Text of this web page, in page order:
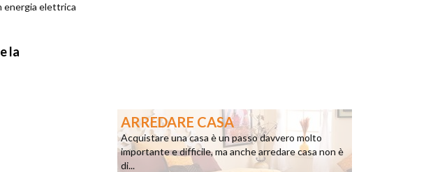
energia elettrica
la
ARREDARE CASA
Acquistare una casa è un passo davvero molto
importante e difficile, ma anche arredare casa non è
di...